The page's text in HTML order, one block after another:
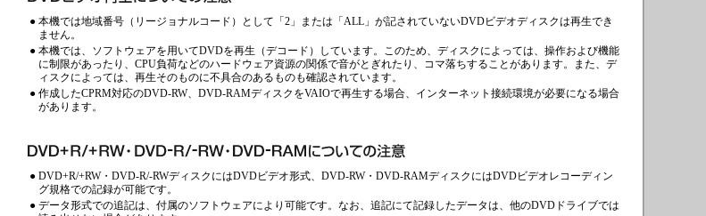
● 本機では地域番号（リージョナルコード）として「2」または「ALL」が記されていないDVDビデオディスクは再生でき
ません。
● 本機では、ソフトウェアを用いてDVDを再生（デコード）しています。このため、ディスクによっては、操作および機能
に制限があったり、CPU負荷などのハードウェア資源の関係で音がとぎれたり、コマ落ちすることがあります。また、デ
ィスクによっては、再生そのものに不具合のあるものも確認されています。
● 作成したCPRM対応のDVD-RW、DVD-RAMディスクをVAIOで再生する場合、インターネット接続環境が必要になる場合
があります。
● DVD+R/+RW・DVD-R/-RWディスクにはDVDビデオ形式、DVD-RW・DVD-RAMディスクにはDVDビデオレコーディン
グ規格での記録が可能です。
● データ形式での追記は、付属のソフトウェアにより可能です。なお、追記にて記録したデータは、他のDVDドライブでは